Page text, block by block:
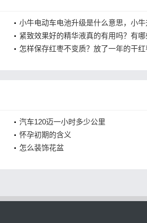
小牛电动车电池升级是什么意思，小牛
紧致效果好的精华液真的有用吗？有
入手？
怎样保存红枣不变质？放了一年的干红
汽车120迈一小时多少公里
怀孕初期的含义
怎么装饰花盆